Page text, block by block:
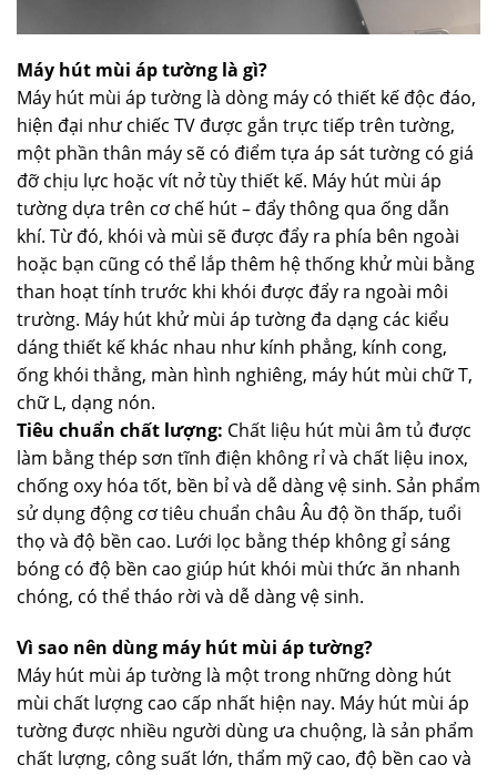
Máy hút mùi áp tường là gì?
Máy hút mùi áp tường là dòng máy có thiết kế độc đáo,
hiện đại như chiếc TV được gắn trực tiếp trên tường,
một phần thân máy sẽ có điểm tựa áp sát tường có giá
đỡ chịu lực hoặc vít nở tùy thiết kế. Máy hút mùi áp
tường dựa trên cơ chế hút – đẩy thông qua ống dẫn
khí. Từ đó, khói và mùi sẽ được đẩy ra phía bên ngoài
hoặc bạn cũng có thể lắp thêm hệ thống khử mùi bằng
than hoạt tính trước khi khói được đẩy ra ngoài môi
trường. Máy hút khử mùi áp tường đa dạng các kiểu
dáng thiết kế khác nhau như kính phẳng, kính cong,
ống khói thẳng, màn hình nghiêng, máy hút mùi chữ T,
chữ L, dạng nón.
Tiêu chuẩn chất lượng: Chất liệu hút mùi âm tủ được
làm bằng thép sơn tĩnh điện không rỉ và chất liệu inox,
chống oxy hóa tốt, bền bỉ và dễ dàng vệ sinh. Sản phẩm
sử dụng động cơ tiêu chuẩn châu Âu độ ồn thấp, tuổi
thọ và độ bền cao. Lưới lọc bằng thép không gỉ sáng
bóng có độ bền cao giúp hút khói mùi thức ăn nhanh
chóng, có thể tháo rời và dễ dàng vệ sinh.
Vì sao nên dùng máy hút mùi áp tường?
Máy hút mùi áp tường là một trong những dòng hút
mùi chất lượng cao cấp nhất hiện nay. Máy hút mùi áp
tường được nhiều người dùng ưa chuộng, là sản phẩm
chất lượng, công suất lớn, thẩm mỹ cao, độ bền cao và